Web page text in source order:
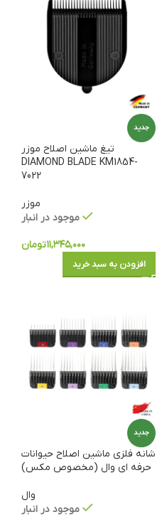
جدید
تیغ ماشین اصلاح موزر
DIAMOND BLADE KM1854-
7022
موزر
موجود در انبار
۱۱,۳۴۵,۰۰۰تومان
افزودن به سبد خرید
جدید
شانه فلزی ماشین اصلاح حیوانات
حرفه ای وال (مخصوص مکس)
وال
موجود در انبار